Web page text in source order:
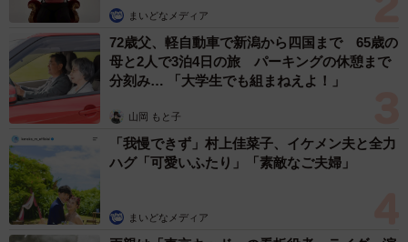
まいどなメディア
72歳父、軽自動車で新潟から四国まで 65歳の
母と2人で3泊4日の旅 パーキングの休憩まで
分刻み… 「大学生でも組まねえよ！」
山岡 もと子
「我慢できず」村上佳菜子、イケメン夫と全力
ハグ「可愛いふたり」「素敵なご夫婦」
まいどなメディア